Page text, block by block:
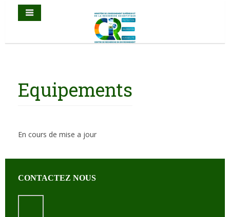
Equipements
En cours de mise a jour
CONTACTEZ NOUS